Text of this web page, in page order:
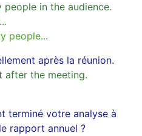
in the audience.
people...
après la réunion.
after the meeting.
terminé votre analyse à
rapport annuel ?